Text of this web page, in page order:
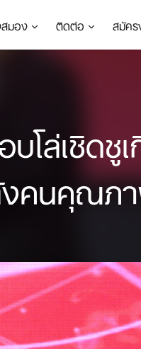
มอง ติดต่อ สมัค
ล่เชิดชู
คนคุณภา